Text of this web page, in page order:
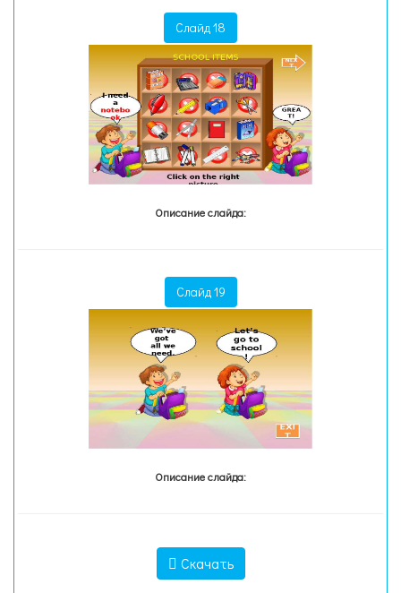
Слайд 18
Описание слайда:
Слайд 19
Описание слайда:
Скачать